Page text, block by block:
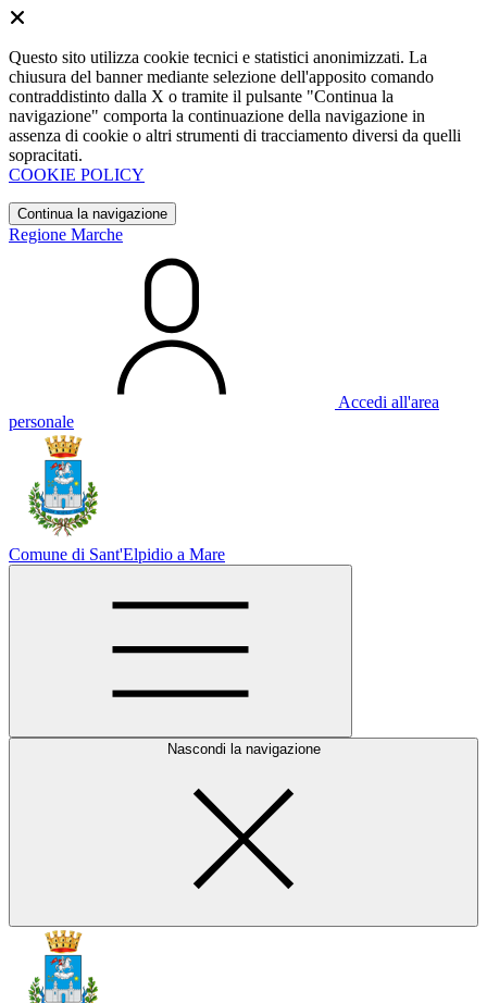
Questo sito utilizza cookie tecnici e statistici anonimizzati. La
chiusura del banner mediante selezione dell'apposito comando
contraddistinto dalla X o tramite il pulsante "Continua la
navigazione" comporta la continuazione della navigazione in
assenza di cookie o altri strumenti di tracciamento diversi da quelli
sopracitati.
COOKIE POLICY
Continua la navigazione
Regione Marche
Accedi all'area
personale
Comune di Sant'Elpidio a Mare
Nascondi la navigazione